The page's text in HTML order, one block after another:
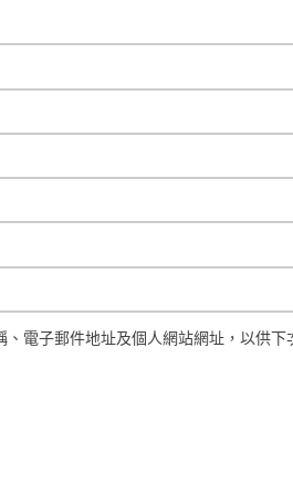
、電子郵件地址及個人網站網址，以供下